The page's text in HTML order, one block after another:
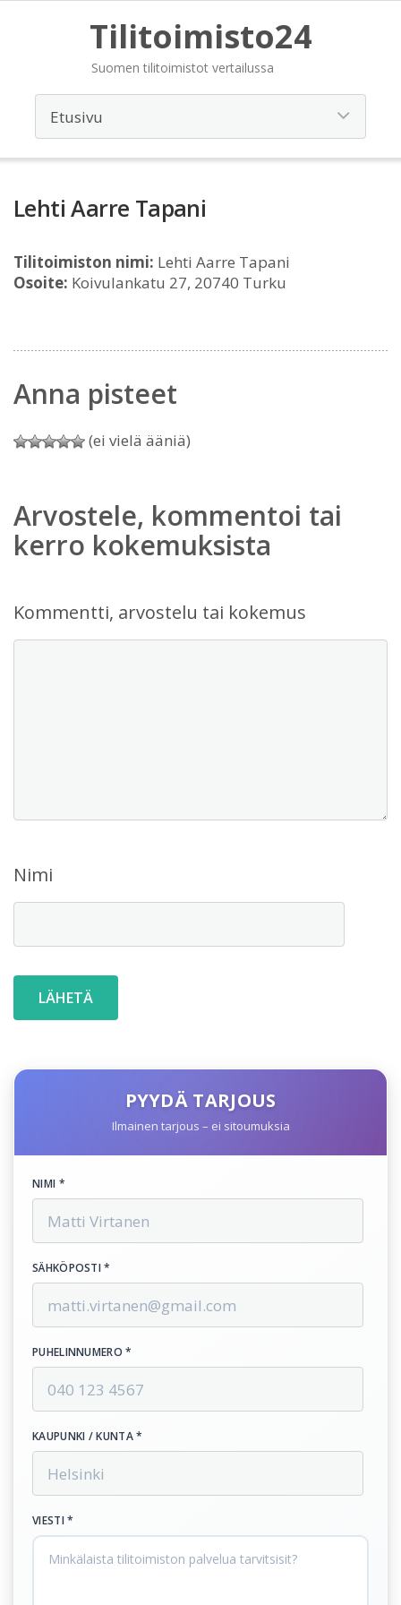
Tilitoimisto24
Suomen tilitoimistot vertailussa
Lehti Aarre Tapani
Tilitoimiston nimi: Lehti Aarre Tapani
Osoite: Koivulankatu 27, 20740 Turku
Anna pisteet
(ei vielä ääniä)
Arvostele, kommentoi tai
kerro kokemuksista
Kommentti, arvostelu tai kokemus
Nimi
PYYDÄ TARJOUS
Ilmainen tarjous – ei sitoumuksia
NIMI *
SÄHKÖPOSTI *
PUHELINNUMERO *
KAUPUNKI / KUNTA *
VIESTI *